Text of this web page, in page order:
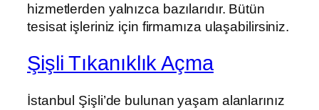
hizmetlerden yalnızca bazılarıdır. Bütün
tesisat işleriniz için firmamıza ulaşabilirsiniz.
Şişli Tıkanıklık Açma
İstanbul Şişli’de bulunan yaşam alanlarınız